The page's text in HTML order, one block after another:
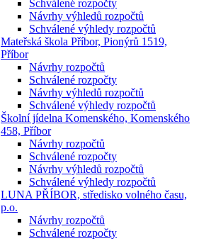
Schválené rozpočty
Návrhy výhledů rozpočtů
Schválené výhledy rozpočtů
Mateřská škola Příbor, Pionýrů 1519,
Příbor
Návrhy rozpočtů
Schválené rozpočty
Návrhy výhledů rozpočtů
Schválené výhledy rozpočtů
Školní jídelna Komenského, Komenského
458, Příbor
Návrhy rozpočtů
Schválené rozpočty
Návrhy výhledů rozpočtů
Schválené výhledy rozpočtů
LUNA PŘÍBOR, středisko volného času,
p.o.
Návrhy rozpočtů
Schválené rozpočty